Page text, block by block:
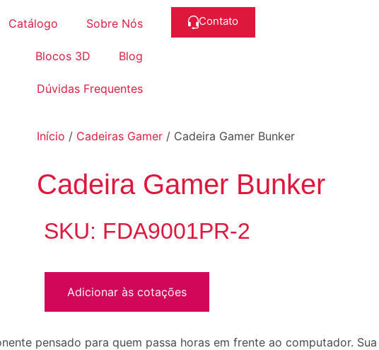
Catálogo Sobre Nós
Blocos 3D Blog
Dúvidas Frequentes
Contato
Início / Cadeiras Gamer / Cadeira Gamer Bunker
Cadeira Gamer Bunker
SKU: FDA9001PR-2
Adicionar às cotações
pensado para quem passa horas em frente ao computador. Sua